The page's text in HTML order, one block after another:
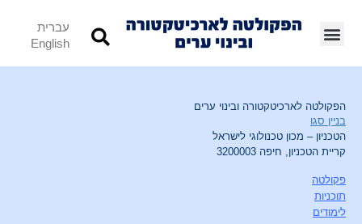
עברית
English
הפקולטה לארכיטקטורה ובינוי ערים
בניין סגו
הטכניון – מכון טכנולוגי לישראל
קריית הטכניון, חיפה 3200003
פקולטה
תוכניות
לימודים